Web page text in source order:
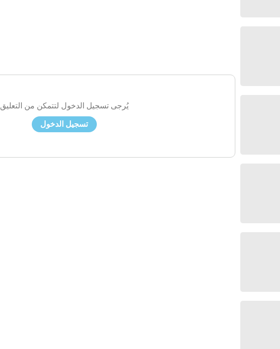
يُرجى تسجيل الدخول لتتمكن من التعليق
تسجيل الدخول